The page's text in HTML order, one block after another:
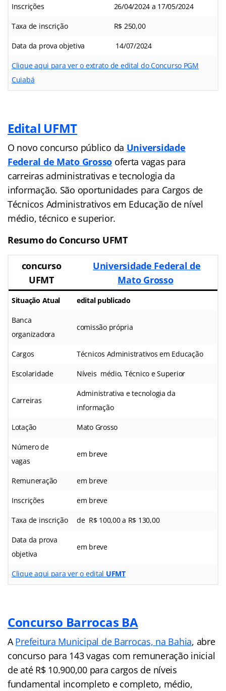
Inscrições 26/04/2024 a 17/05/2024
Taxa de inscrição R$ 250,00
Data da prova objetiva 14/07/2024
Clique aqui para ver o extrato de edital do Concurso PGM
Cuiabá
Edital UFMT
O novo concurso público da Universidade
Federal de Mato Grosso oferta vagas para
carreiras administrativas e tecnologia da
informação. São oportunidades para Cargos de
Técnicos Administrativos em Educação de nível
médio, técnico e superior.
Resumo do Concurso UFMT
concurso
UFMT
Universidade Federal de
Mato Grosso
Situação Atual edital publicado
Banca
organizadora
comissão própria
Cargos Técnicos Administrativos em Educação
Escolaridade Níveis médio, Técnico e Superior
Carreiras
Administrativa e tecnologia da
informação
Lotação Mato Grosso
Número de
vagas
em breve
Remuneração em breve
Inscrições em breve
Taxa de inscrição de R$ 100,00 a R$ 130,00
Data da prova
objetiva
em breve
Clique aqui para ver o edital UFMT
Concurso Barrocas BA
A Prefeitura Municipal de Barrocas, na Bahia, abre
concurso para 143 vagas com remuneração inicial
de até R$ 10.900,00 para cargos de níveis
fundamental incompleto e completo, médio,